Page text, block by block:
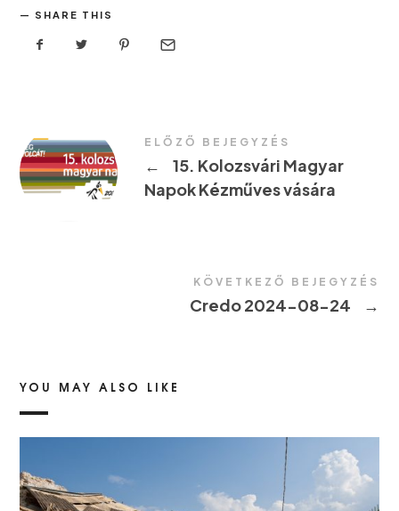
SHARE THIS
ELŐZŐ BEJEGYZÉS
←
15. Kolozsvári Magyar
Napok Kézműves vására
KÖVETKEZŐ BEJEGYZÉS
Credo 2024-08-24 →
YOU MAY ALSO LIKE